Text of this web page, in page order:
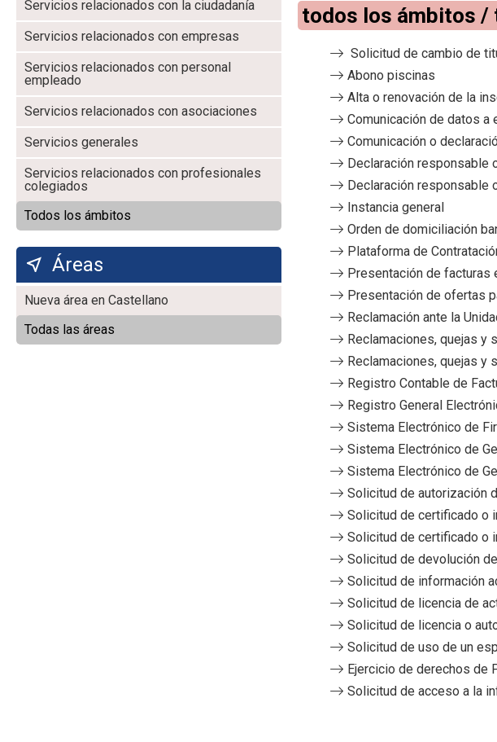
Servicios relacionados con la ciudadanía
Servicios relacionados con empresas
Servicios relacionados con personal
empleado
Servicios relacionados con asociaciones
Servicios generales
Servicios relacionados con profesionales
colegiados
Todos los ámbitos
Áreas
Nueva área en Castellano
Todas las áreas
todos los ámbitos /
Solicitud de cambio de
Abono piscinas
Alta o renovación de la
Comunicación de datos
Comunicación o
Declaración responsable
Declaración responsable
Instancia general
Orden de domiciliación
Plataforma de
Presentación de facturas
Presentación de ofertas
Reclamación ante la
Reclamaciones, quejas y
Reclamaciones, quejas y
Registro Contable de
Registro General
Sistema Electrónico de
Sistema Electrónico de
Sistema Electrónico de
Solicitud de autorización
Solicitud de certificado o
Solicitud de certificado o
Solicitud de devolución
Solicitud de información
Solicitud de licencia de
Solicitud de licencia o
Solicitud de uso de un
Ejercicio de derechos de
Solicitud de acceso a la